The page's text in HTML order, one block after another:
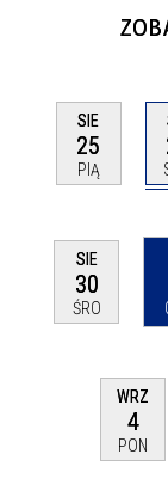
SIE
25
PIĄ
SIE
30
ŚRO
WRZ
4
PON